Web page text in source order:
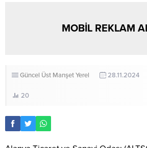
MOBİL REKLAM
Güncel Üst ManşetYerel 28.11.2024
20